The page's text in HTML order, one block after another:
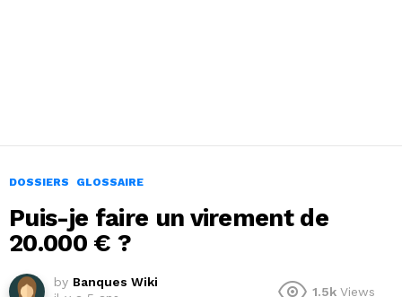
DOSSIERS GLOSSAIRE
Puis-je faire un virement de
20.000 € ?
by Banques Wiki
1.5k Views